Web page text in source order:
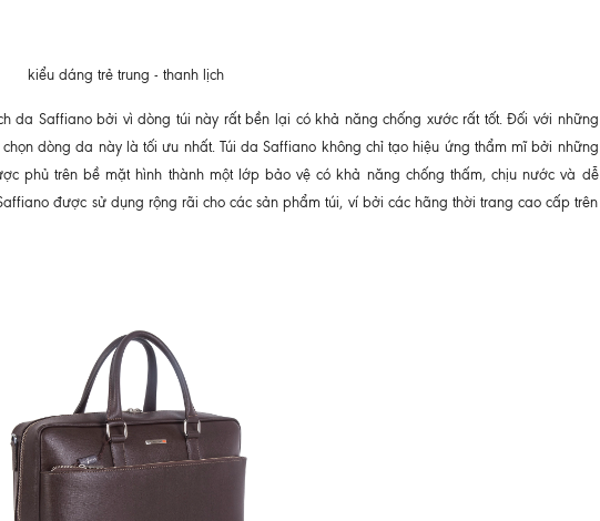
kiểu dáng trẻ trung - thanh lịch
da Saffiano bởi vì dòng túi này rất bền lại có khả năng chống xước rất tốt. Đối với những
dòng da này là tối ưu nhất. Túi da Saffiano không chỉ tạo hiệu ứng thẩm mĩ bởi những
phủ trên bề mặt hình thành một lớp bảo vệ có khả năng chống thấm, chịu nước và dễ
được sử dụng rộng rãi cho các sản phẩm túi, ví bởi các hãng thời trang cao cấp trên